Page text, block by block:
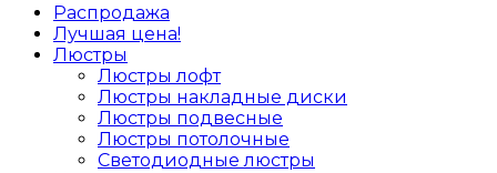
Распродажа
Лучшая цена!
Люстры
Люстры лофт
Люстры накладные диски
Люстры подвесные
Люстры потолочные
Светодиодные люстры